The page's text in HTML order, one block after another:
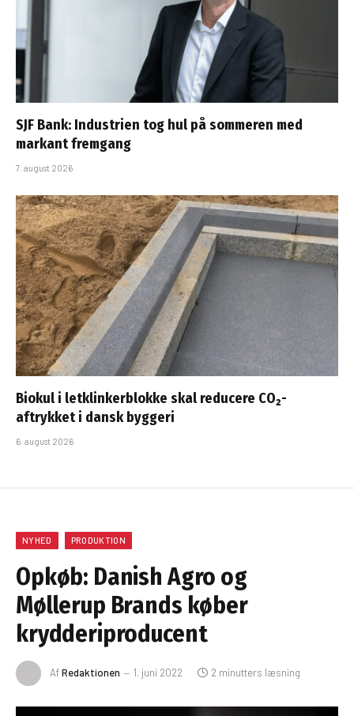
SJF Bank: Industrien tog hul på sommeren med
markant fremgang
7. august 2026
Biokul i letklinkerblokke skal reducere CO₂-
aftrykket i dansk byggeri
6. august 2026
NYHED PRODUKTION
Opkøb: Danish Agro og
Møllerup Brands køber
krydderiproducent
AfRedaktionen 1. juni 2022 2 minutters læsning